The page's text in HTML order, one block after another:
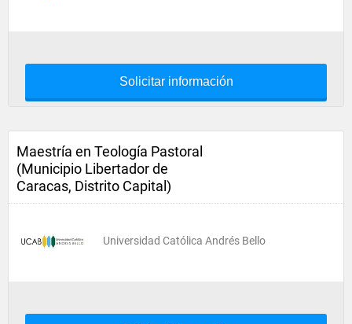
Solicitar información
Maestría en Teología Pastoral
(Municipio Libertador de
Caracas, Distrito Capital)
Universidad Católica Andrés Bello